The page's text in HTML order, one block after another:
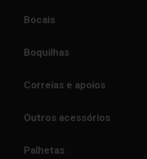
Bocais
Boquilhas
Correias e apoios
Outros acessórios
Palhetas